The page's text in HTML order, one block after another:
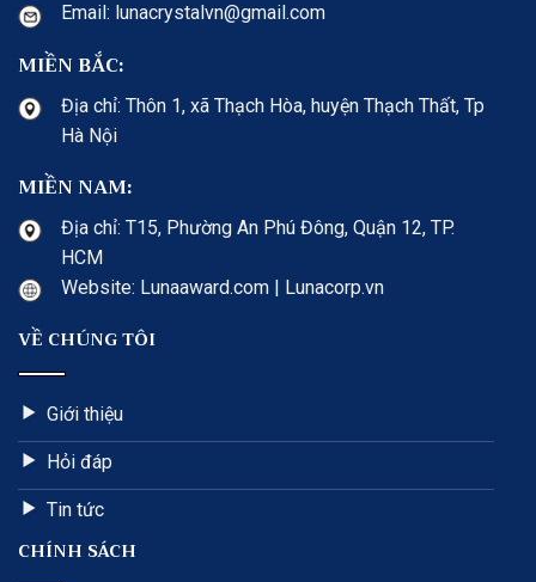
Email: lunacrystalvn@gmail.com
MIỀN BẮC:
Địa chỉ: Thôn 1, xã Thạch Hòa, huyện Thạch Thất, Tp
Hà Nội
MIỀN NAM:
Địa chỉ: T15, Phường An Phú Đông, Quận 12, TP.
HCM
Website: Lunaaward.com | Lunacorp.vn
VỀ CHÚNG TÔI
Giới thiệu
Hỏi đáp
Tin tức
CHÍNH SÁCH